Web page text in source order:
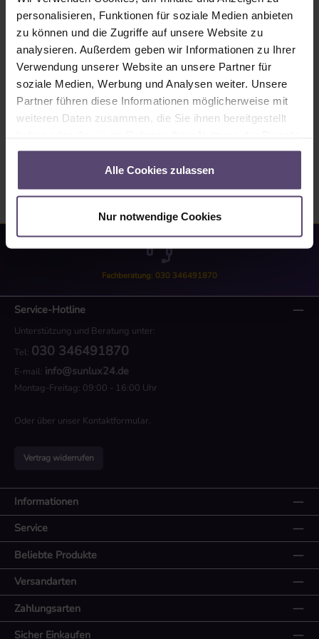
personalisieren, Funktionen für soziale Medien anbieten
zu können und die Zugriffe auf unsere Website zu
analysieren. Außerdem geben wir Informationen zu Ihrer
Verwendung unserer Website an unsere Partner für
soziale Medien, Werbung und Analysen weiter. Unsere
Partner führen diese Informationen möglicherweise mit
weiteren Daten zusammen, die Sie ihnen bereitgestellt
gesammelt haben.
Alle Cookies zulassen
Nur notwendige Cookies
Produktnummer:
Beschreibung
2x Halterung für Jalousie Basic Montage auf dem
Fensterrahmen.
Fachberatung: 030 346491870
Service-Hotline
Unterstützung und Beratung unter:
Tel: 030 346491870
E-mail: info@sunlux24.de
Montag-Freitag: 09:00 - 16:00 Uhr
Oder über unser Kontaktformular.
Vertrag widerrufen
Informationen
Service
Beliebte Produkte
Zahlungsarten
Versandarten
Sicher Einkaufen